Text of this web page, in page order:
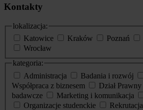
Kontakty
lokalizacja:
Katowice
Kraków Poznań
Wrocław
kategoria:
Administracja
Badania i rozwój
Współpraca z biznesem
Dział Prawny
badawcze
Marketing i komunikacja
Organizacje studenckie
Rekrutacja